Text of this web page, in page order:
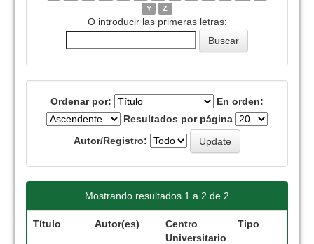
Y
Z
O introducir las primeras letras:
Ordenar por:
En orden:
Resultados por página
Autor/Registro:
Mostrando resultados 1 a 2 de 2
Título Autor(es)
Centro
Universitario
Tipo